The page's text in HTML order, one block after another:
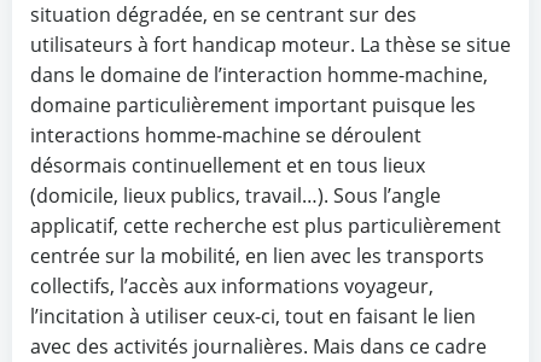
situation dégradée, en se centrant sur des
utilisateurs à fort handicap moteur. La thèse se situe
dans le domaine de l’interaction homme-machine,
domaine particulièrement important puisque les
interactions homme-machine se déroulent
désormais continuellement et en tous lieux
(domicile, lieux publics, travail…). Sous l’angle
applicatif, cette recherche est plus particulièrement
centrée sur la mobilité, en lien avec les transports
collectifs, l’accès aux informations voyageur,
l’incitation à utiliser ceux-ci, tout en faisant le lien
avec des activités journalières. Mais dans ce cadre